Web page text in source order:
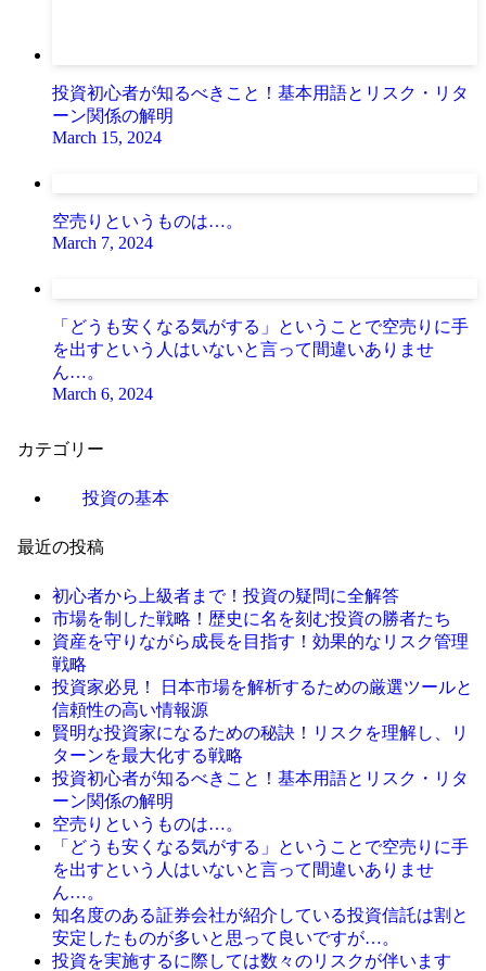
投資初心者が知るべきこと！基本用語とリスク・リタ
ーン関係の解明
March 15, 2024
空売りというものは…。
March 7, 2024
「どうも安くなる気がする」ということで空売りに手
を出すという人はいないと言って間違いありませ
ん…。
March 6, 2024
カテゴリー
投資の基本
最近の投稿
初心者から上級者まで！投資の疑問に全解答
市場を制した戦略！歴史に名を刻む投資の勝者たち
資産を守りながら成長を目指す！効果的なリスク管理
戦略
投資家必見！ 日本市場を解析するための厳選ツールと
信頼性の高い情報源
賢明な投資家になるための秘訣！リスクを理解し、リ
ターンを最大化する戦略
投資初心者が知るべきこと！基本用語とリスク・リタ
ーン関係の解明
空売りというものは…。
「どうも安くなる気がする」ということで空売りに手
を出すという人はいないと言って間違いありませ
ん…。
知名度のある証券会社が紹介している投資信託は割と
安定したものが多いと思って良いですが…。
投資を実施するに際しては数々のリスクが伴います